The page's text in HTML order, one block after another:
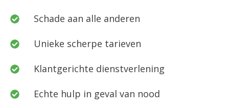
Schade aan alle anderen
Unieke scherpe tarieven
Klantgerichte dienstverlening
Echte hulp in geval van nood